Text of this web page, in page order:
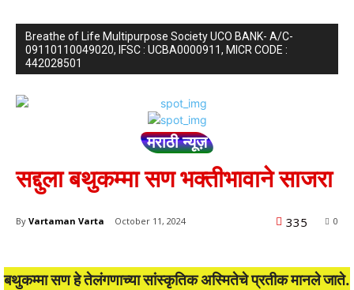
Breathe of Life Multipurpose Society UCO BANK- A/C-
09110110049020, IFSC : UCBA0000911, MICR CODE :
442028501
मराठी न्यूज़
सद्दुला बथुकम्मा सण भक्तीभावाने साजरा
By Vartaman Varta October 11, 2024 0
335
बथुकम्मा सण हे तेलंगणाच्या सांस्कृतिक अस्मितेचे प्रतीक मानले जाते.